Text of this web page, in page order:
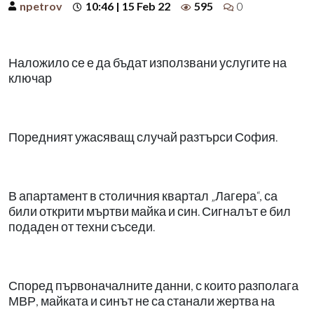
npetrov 10:46 | 15 Feb 22 595 0
Наложило се е да бъдат използвани услугите на
ключар
Поредният ужасяващ случай разтърси София.
В апартамент в столичния квартал „Лагера“, са
били открити мъртви майка и син. Сигналът е бил
подаден от техни съседи.
Според първоначалните данни, с които разполага
МВР, майката и синът не са станали жертва на